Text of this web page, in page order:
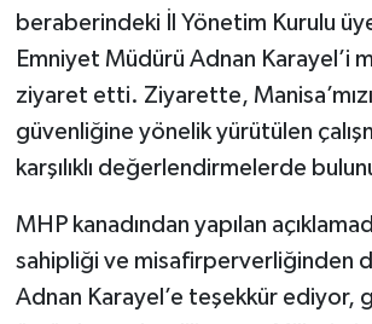
beraberindeki İl Yönetim Kurulu
Emniyet Müdürü Adnan Karayel’i
ziyaret etti. Ziyarette,
güvenliğine yönelik yürütülen
karşılıklı değerlendirmelerde
MHP kanadından yapılan
sahipliği ve misafirperverliğinden
Adnan Karayel’e teşekkür ediyor,